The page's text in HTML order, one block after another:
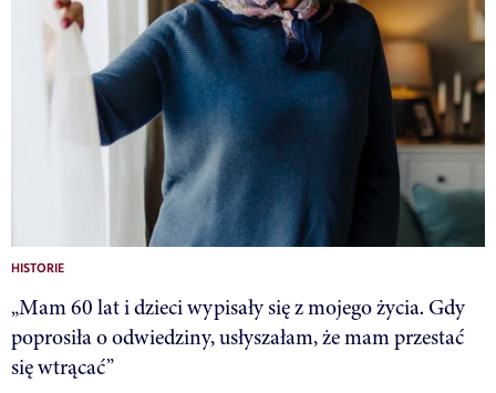
HISTORIE
„Mam 60 lat i dzieci wypisały się z mojego życia. Gdy
poprosiła o odwiedziny, usłyszałam, że mam przestać
się wtrącać”